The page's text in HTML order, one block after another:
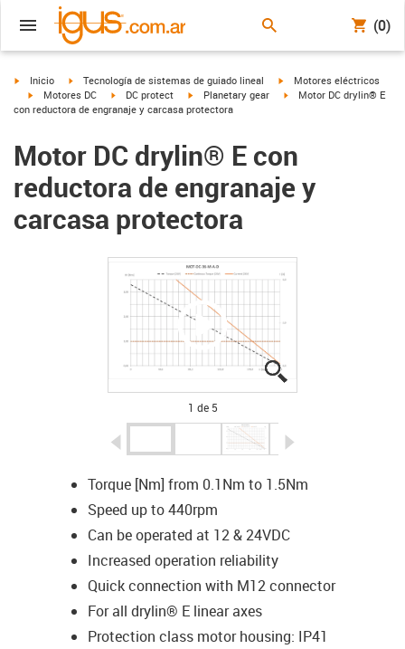
(0)
igus-icon-arrow-right
Inicio igus-icon-arrow-right
Tecnología de sistemas de guiado lineal igus-icon-arrow-right
Motores eléctricos
igus-icon-arrow-right
Motores DC igus-icon-arrow-right
DC protect igus-icon-arrow-right
Planetary gear igus-icon-arrow-right
Motor DC drylin® E
con reductora de engranaje y carcasa protectora
Motor DC drylin® E con
reductora de engranaje y
carcasa protectora
1 de 5
igus-icon-arrow-left
Torque [Nm] from 0.1Nm to 1.5Nm
Speed up to 440rpm
Can be operated at 12 & 24VDC
Increased operation reliability
Quick connection with M12 connector
For all drylin® E linear axes
Protection class motor housing: IP41